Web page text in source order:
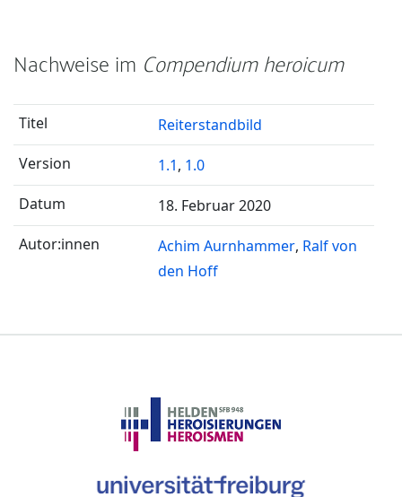
Nachweise im Compendium heroicum
Reiterstandbild
1.1, 1.0
18. Februar 2020
Achim Aurnhammer Ralf von
den Hoff